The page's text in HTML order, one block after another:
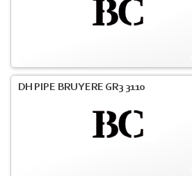
DH PIPE BRUYERE GR3 3110